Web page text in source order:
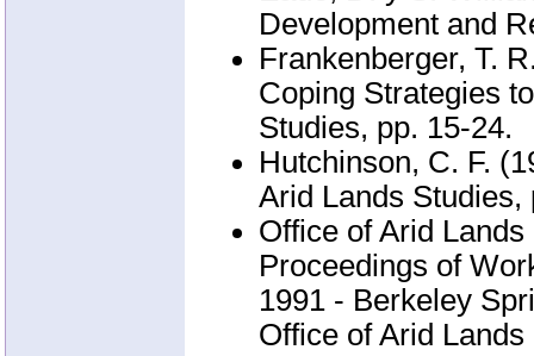
Development and
Frankenberger, T.
Coping Strategies
Studies, pp. 15-24.
Hutchinson, C. F.
Arid Lands Studies,
Office of Arid
Proceedings of
1991 - Berkeley
Office of Arid